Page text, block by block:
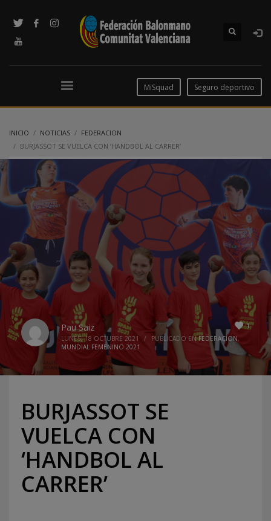
MiSquad Seguro deportivo
INICIO NOTICIAS
FEDERACION
BURJASSOT SE VUELCA CON ‘HANDBOL AL CARRER’
1
Pau Saiz
LUNES, 18 OCTUBRE 2021 / PUBLICADO ENFEDERACION,
MUNDIAL FEMENINO 2021
BURJASSOT SE
VUELCA CON
‘HANDBOL AL
CARRER’